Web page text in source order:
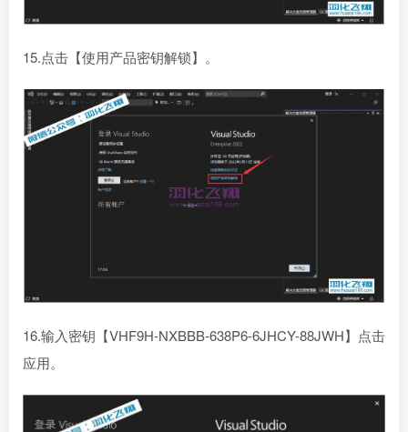
15.点击【使用产品密钥解锁】。
16.输入密钥【VHF9H-NXBBB-638P6-6JHCY-88JWH】点击
应用。